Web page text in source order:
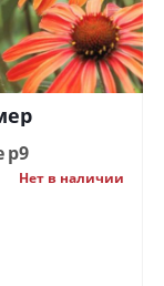
р9
Нет в наличии